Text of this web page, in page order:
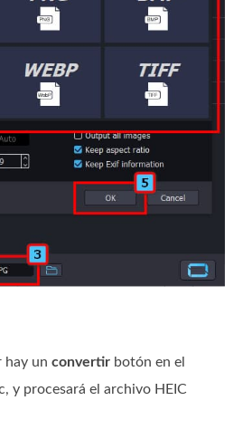
hay un convertir botón en el
y procesará el archivo HEIC